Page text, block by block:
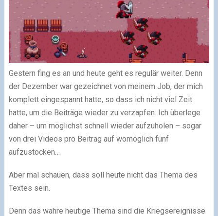
Gestern fing es an und heute geht es regulär weiter. Denn
der Dezember war gezeichnet von meinem Job, der mich
komplett eingespannt hatte, so dass ich nicht viel Zeit
hatte, um die Beiträge wieder zu verzapfen. Ich überlege
daher – um möglichst schnell wieder aufzuholen – sogar
von drei Videos pro Beitrag auf womöglich fünf
aufzustocken…
Aber mal schauen, dass soll heute nicht das Thema des
Textes sein.
Denn das wahre heutige Thema sind die Kriegsereignisse